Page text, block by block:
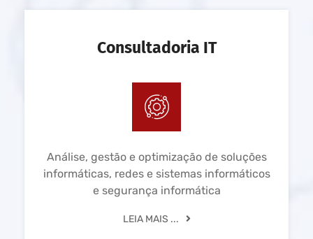
Consultadoria IT
Análise, gestão e optimização de soluções
informáticas, redes e sistemas informáticos
e segurança informática
LEIA MAIS ...